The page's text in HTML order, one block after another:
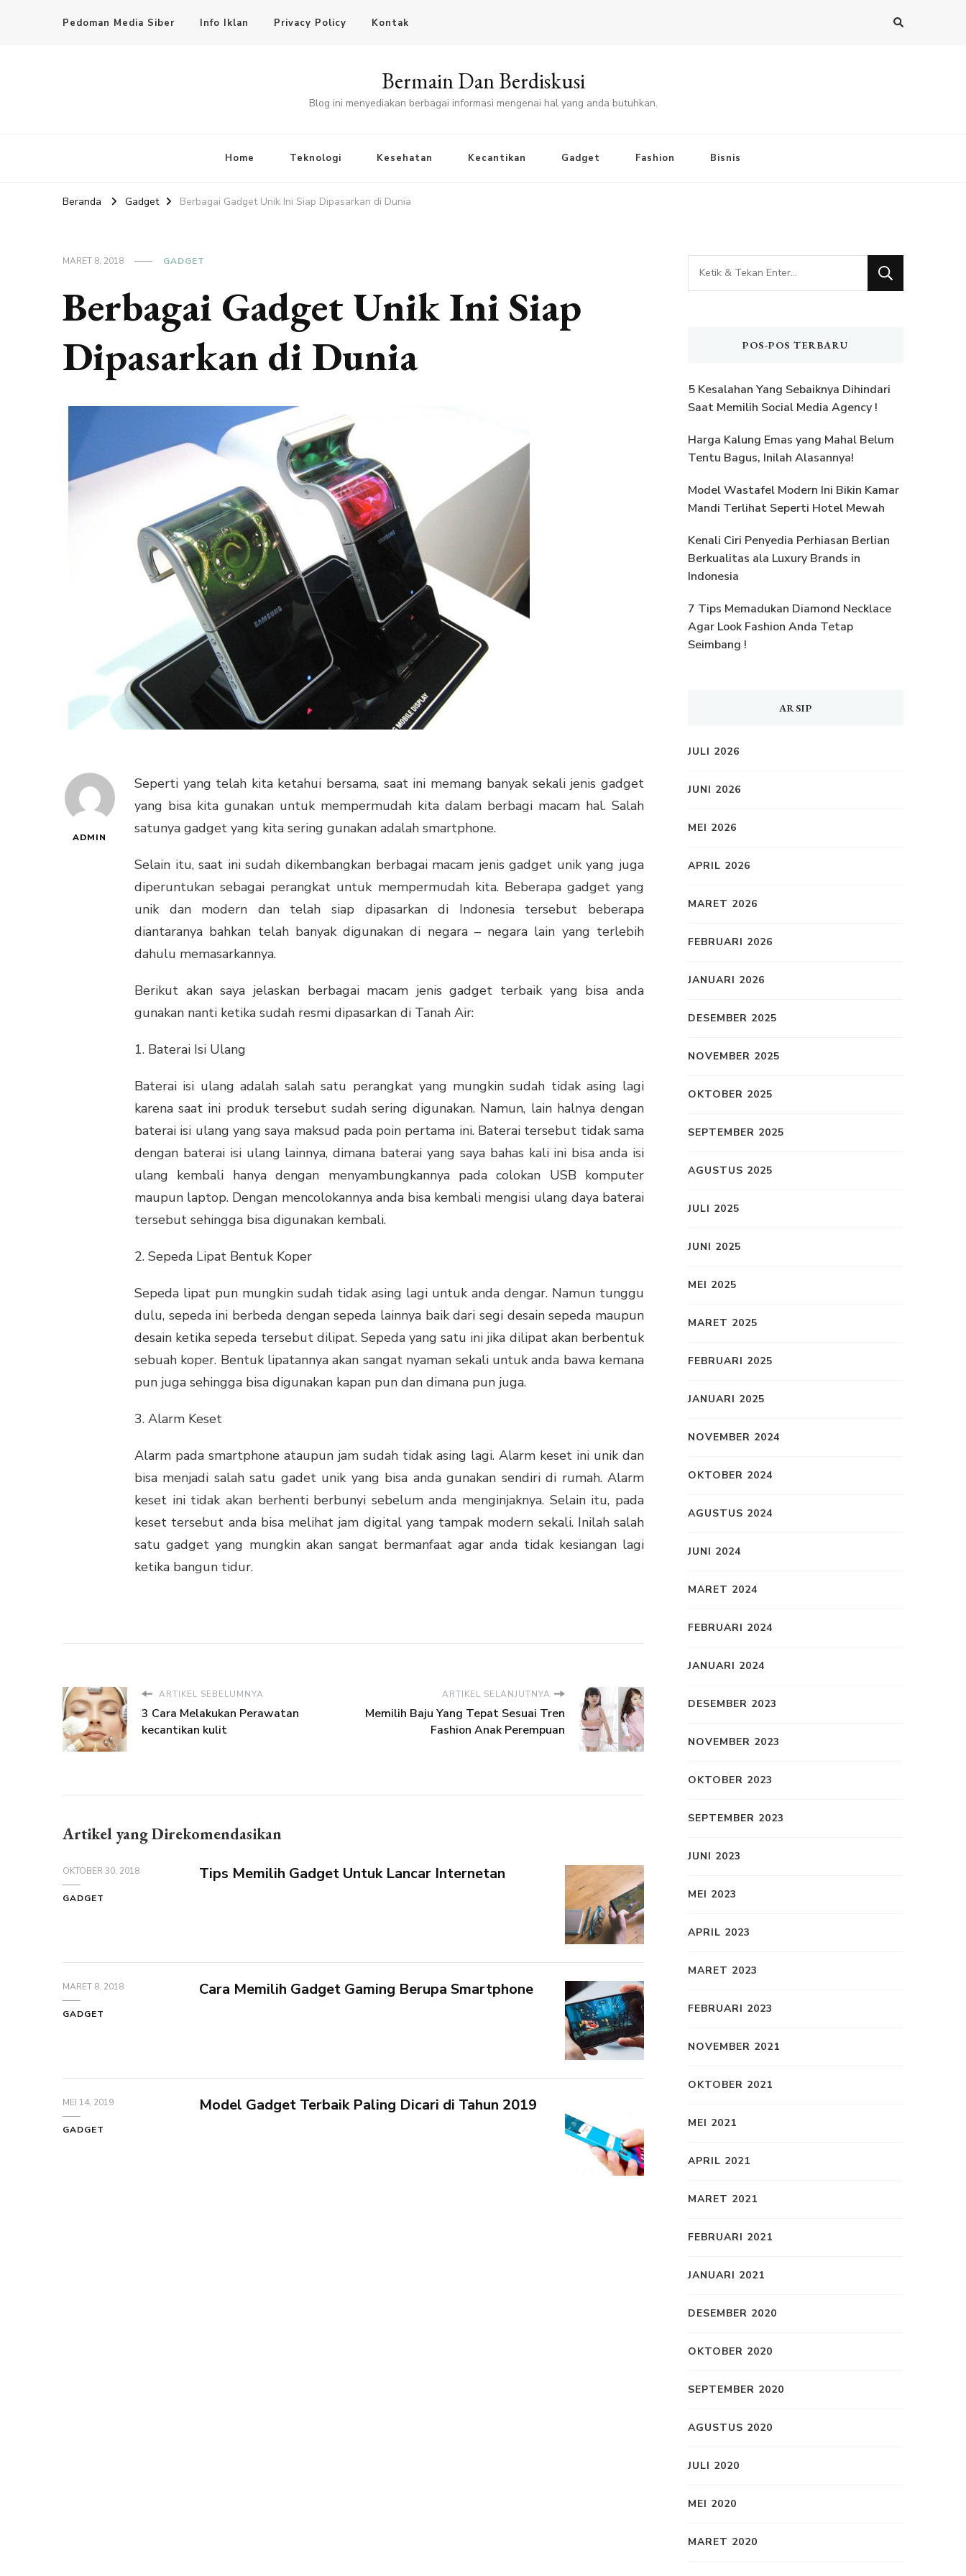
Pedoman Media Siber Info Iklan Privacy Policy Kontak
Bermain Dan Berdiskusi
Blog ini menyediakan berbagai informasi mengenai hal yang anda butuhkan.
Home Teknologi Kesehatan Kecantikan Gadget Fashion Bisnis
Beranda Gadget Berbagai Gadget Unik Ini Siap Dipasarkan di Dunia
MARET 8, 2018 GADGET
Berbagai Gadget Unik Ini Siap
Dipasarkan di Dunia
ADMIN
Seperti yang telah kita ketahui bersama, saat ini memang banyak sekali jenis gadget
yang bisa kita gunakan untuk mempermudah kita dalam berbagi macam hal. Salah
satunya gadget yang kita sering gunakan adalah smartphone.
Selain itu, saat ini sudah dikembangkan berbagai macam jenis gadget unik yang juga
diperuntukan sebagai perangkat untuk mempermudah kita. Beberapa gadget yang
unik dan modern dan telah siap dipasarkan di Indonesia tersebut beberapa
diantaranya bahkan telah banyak digunakan di negara – negara lain yang terlebih
dahulu memasarkannya.
Berikut akan saya jelaskan berbagai macam jenis gadget terbaik yang bisa anda
gunakan nanti ketika sudah resmi dipasarkan di Tanah Air:
1. Baterai Isi Ulang
Baterai isi ulang adalah salah satu perangkat yang mungkin sudah tidak asing lagi
karena saat ini produk tersebut sudah sering digunakan. Namun, lain halnya dengan
baterai isi ulang yang saya maksud pada poin pertama ini. Baterai tersebut tidak sama
dengan baterai isi ulang lainnya, dimana baterai yang saya bahas kali ini bisa anda isi
ulang kembali hanya dengan menyambungkannya pada colokan USB komputer
maupun laptop. Dengan mencolokannya anda bisa kembali mengisi ulang daya baterai
tersebut sehingga bisa digunakan kembali.
2. Sepeda Lipat Bentuk Koper
Sepeda lipat pun mungkin sudah tidak asing lagi untuk anda dengar. Namun tunggu
dulu, sepeda ini berbeda dengan sepeda lainnya baik dari segi desain sepeda maupun
desain ketika sepeda tersebut dilipat. Sepeda yang satu ini jika dilipat akan berbentuk
sebuah koper. Bentuk lipatannya akan sangat nyaman sekali untuk anda bawa kemana
pun juga sehingga bisa digunakan kapan pun dan dimana pun juga.
3. Alarm Keset
Alarm pada smartphone ataupun jam sudah tidak asing lagi. Alarm keset ini unik dan
bisa menjadi salah satu gadet unik yang bisa anda gunakan sendiri di rumah. Alarm
keset ini tidak akan berhenti berbunyi sebelum anda menginjaknya. Selain itu, pada
keset tersebut anda bisa melihat jam digital yang tampak modern sekali. Inilah salah
satu gadget yang mungkin akan sangat bermanfaat agar anda tidak kesiangan lagi
ketika bangun tidur.
ARTIKEL SEBELUMNYA
3 Cara Melakukan Perawatan
kecantikan kulit
ARTIKEL SELANJUTNYA
Memilih Baju Yang Tepat Sesuai Tren
Fashion Anak Perempuan
Artikel yang Direkomendasikan
OKTOBER 30, 2018
GADGET
Tips Memilih Gadget Untuk Lancar Internetan
MARET 8, 2018
GADGET
Cara Memilih Gadget Gaming Berupa Smartphone
MEI 14, 2019
GADGET
Model Gadget Terbaik Paling Dicari di Tahun 2019
Mencari
Sesuatu?
POS-POS TERBARU
5 Kesalahan Yang Sebaiknya Dihindari
Saat Memilih Social Media Agency !
Harga Kalung Emas yang Mahal Belum
Tentu Bagus, Inilah Alasannya!
Model Wastafel Modern Ini Bikin Kamar
Mandi Terlihat Seperti Hotel Mewah
Kenali Ciri Penyedia Perhiasan Berlian
Berkualitas ala Luxury Brands in
Indonesia
7 Tips Memadukan Diamond Necklace
Agar Look Fashion Anda Tetap
Seimbang !
ARSIP
JULI 2026
JUNI 2026
MEI 2026
APRIL 2026
MARET 2026
FEBRUARI 2026
JANUARI 2026
DESEMBER 2025
NOVEMBER 2025
OKTOBER 2025
SEPTEMBER 2025
AGUSTUS 2025
JULI 2025
JUNI 2025
MEI 2025
MARET 2025
FEBRUARI 2025
JANUARI 2025
NOVEMBER 2024
OKTOBER 2024
AGUSTUS 2024
JUNI 2024
MARET 2024
FEBRUARI 2024
JANUARI 2024
DESEMBER 2023
NOVEMBER 2023
OKTOBER 2023
SEPTEMBER 2023
JUNI 2023
MEI 2023
APRIL 2023
MARET 2023
FEBRUARI 2023
NOVEMBER 2021
OKTOBER 2021
MEI 2021
APRIL 2021
MARET 2021
FEBRUARI 2021
JANUARI 2021
DESEMBER 2020
OKTOBER 2020
SEPTEMBER 2020
AGUSTUS 2020
JULI 2020
MEI 2020
MARET 2020